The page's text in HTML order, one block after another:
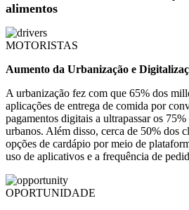
alimentos
MOTORISTAS
Aumento da Urbanização e
A urbanização fez com que 65% dos
aplicações de entrega de comida por
pagamentos digitais a ultrapassar os
urbanos. Além disso, cerca de 50% dos
opções de cardápio por meio de
uso de aplicativos e a frequência de
OPORTUNIDADE